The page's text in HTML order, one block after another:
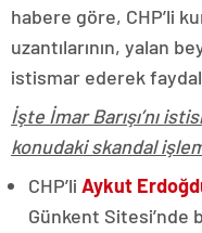
habere göre, CHP’li
uzantılarının, yalan
istismar ederek
İşte İmar Barışı’nı
konudaki skandal
CHP’li Aykut
Günkent Sitesi’nde